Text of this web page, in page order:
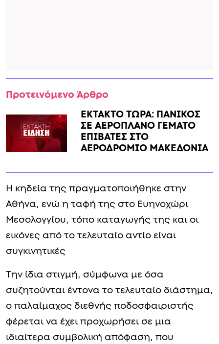
Προτεινόμενο Άρθρο
ΕΚΤΑΚΤΟ ΤΩΡΑ: ΠΑΝΙΚΟΣ
ΣΕ ΑΕΡΟΠΛΑΝΟ ΓΕΜΑΤΟ
ΕΠΙΒΑΤΕΣ ΣΤΟ
ΑΕΡΟΔΡΟΜΙΟ ΜΑΚΕΔΟΝΙΑ
Η κηδεία της πραγματοποιήθηκε στην
Αθήνα, ενώ η ταφή της στο Ευηνοχώρι
Μεσολογγίου, τόπο καταγωγής της και οι
εικόνες από το τελευταίο αντίο είναι
συγκινητικές
Την ίδια στιγμή, σύμφωνα με όσα
συζητούνται έντονα το τελευταίο διάστημα,
ο παλαίμαχος διεθνής ποδοσφαιριστής
φέρεται να έχει προχωρήσει σε μια
ιδιαίτερα συμβολική απόφαση, που